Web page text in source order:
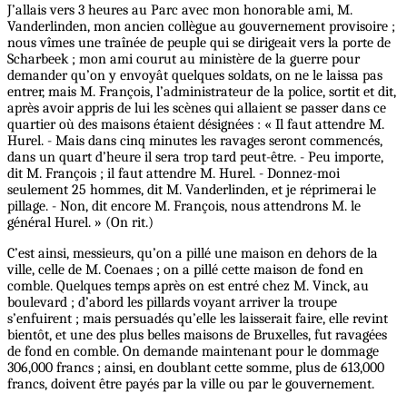
J’allais vers 3 heures au Parc avec mon honorable ami, M.
Vanderlinden, mon ancien collègue au gouvernement provisoire ;
nous vîmes une traînée de peuple qui se dirigeait vers la porte de
Scharbeek ; mon ami courut au ministère de la guerre pour
demander qu’on y envoyât quelques soldats, on ne le laissa pas
entrer, mais M. François, l’administrateur de la police, sortit et dit,
après avoir appris de lui les scènes qui allaient se passer dans ce
quartier où des maisons étaient désignées : « Il faut attendre M.
Hurel. - Mais dans cinq minutes les ravages seront commencés,
dans un quart d’heure il sera trop tard peut-être. - Peu importe,
dit M. François ; il faut attendre M. Hurel. - Donnez-moi
seulement 25 hommes, dit M. Vanderlinden, et je réprimerai le
pillage. - Non, dit encore M. François, nous attendrons M. le
général Hurel. » (On rit.)
C’est ainsi, messieurs, qu’on a pillé une maison en dehors de la
ville, celle de M. Coenaes ; on a pillé cette maison de fond en
comble. Quelques temps après on est entré chez M. Vinck, au
boulevard ; d’abord les pillards voyant arriver la troupe
s’enfuirent ; mais persuadés qu’elle les laisserait faire, elle revint
bientôt, et une des plus belles maisons de Bruxelles, fut ravagées
de fond en comble. On demande maintenant pour le dommage
306,000 francs ; ainsi, en doublant cette somme, plus de 613,000
francs, doivent être payés par la ville ou par le gouvernement.